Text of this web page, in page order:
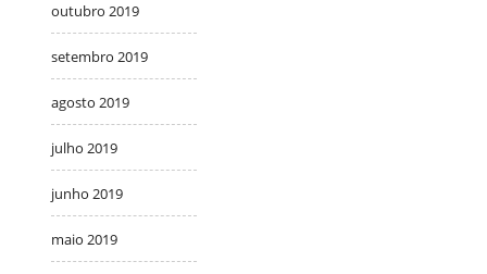
outubro 2019
setembro 2019
agosto 2019
julho 2019
junho 2019
maio 2019